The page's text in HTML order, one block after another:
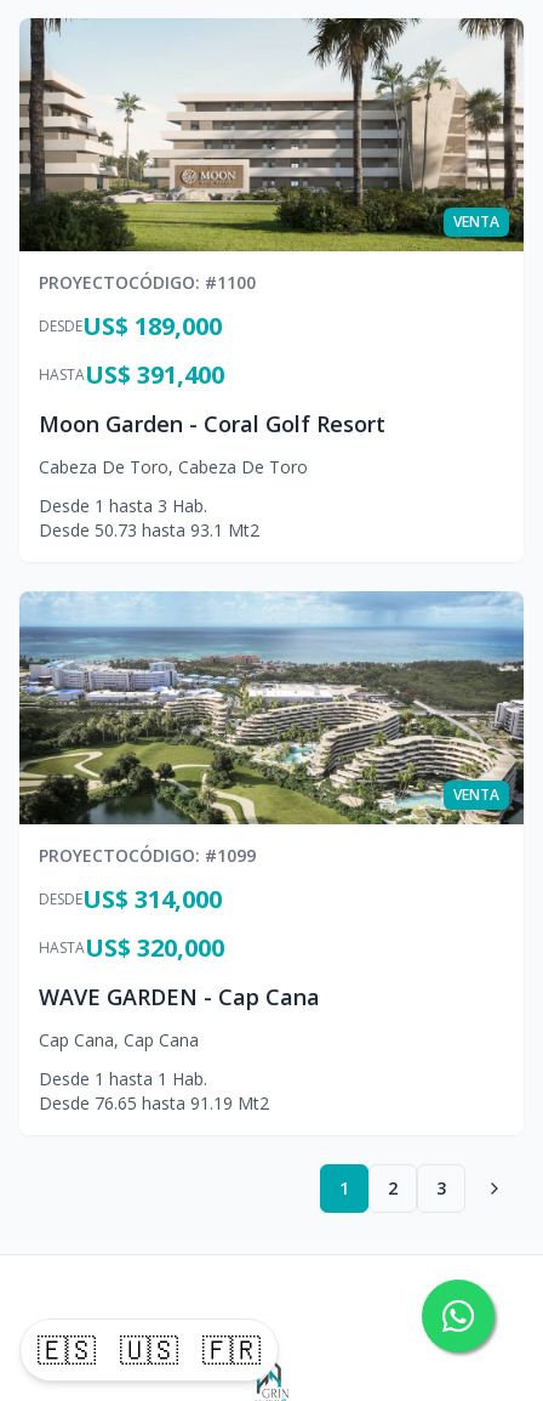
🇪🇸 🇺🇸 🇫🇷
VENTA
PROYECTOCÓDIGO: #1100
DESDEUS$ 189,000
HASTAUS$ 391,400
Moon Garden - Coral Golf Resort
Cabeza De Toro, Cabeza De Toro
Desde 1 hasta 3 Hab.
Desde 50.73 hasta 93.1 Mt2
VENTA
PROYECTOCÓDIGO: #1099
DESDEUS$ 314,000
HASTAUS$ 320,000
WAVE GARDEN - Cap Cana
Cap Cana, Cap Cana
Desde 1 hasta 1 Hab.
Desde 76.65 hasta 91.19 Mt2
1 2 3